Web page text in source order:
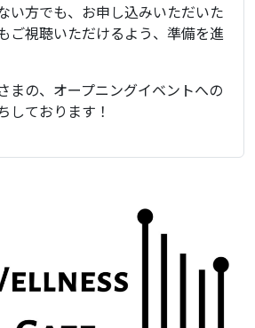
い方でも、お申し込みいただいた
ご視聴いただけるよう、準備を進
まの、オープニングイベントへの
しております！